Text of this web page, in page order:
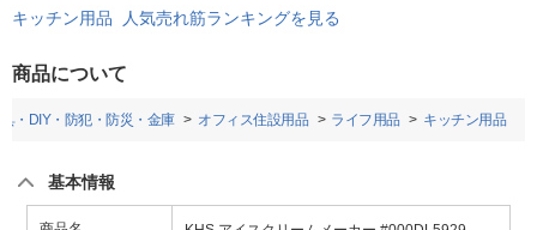
キッチン用品 人気売れ筋ランキングを見る
商品について
・DIY・防犯・防災・金庫 オフィス住設用品 ライフ用品 キッチン用品
基本情報